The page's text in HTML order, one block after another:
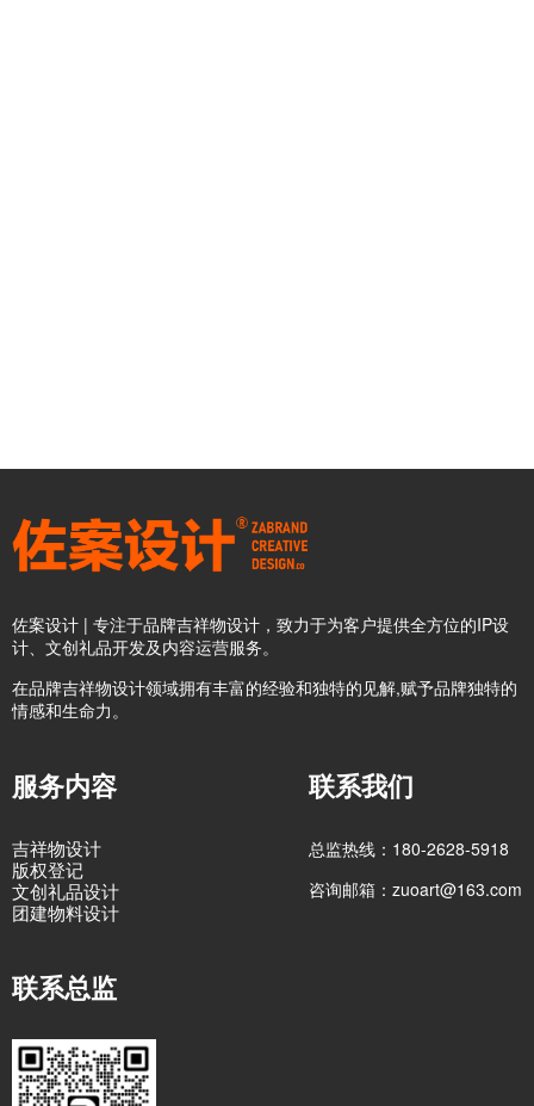
佐案设计 | 专注于品牌吉祥物设计，致力于为客户提供全方位的IP设
计、文创礼品开发及内容运营服务。
在品牌吉祥物设计领域拥有丰富的经验和独特的见解,赋予品牌独特的
情感和生命力。
服务内容
吉祥物设计
版权登记
文创礼品设计
团建物料设计
联系我们
总监热线：180-2628-5918
咨询邮箱：zuoart@163.com
联系总监